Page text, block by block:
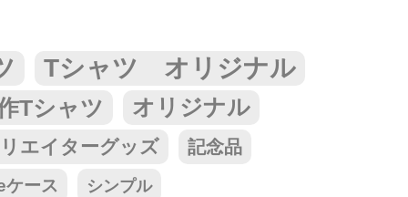
Tシャツ オリジナル
Tシャツ オリジナル
エイターグッズ 記念品
ース シンプル